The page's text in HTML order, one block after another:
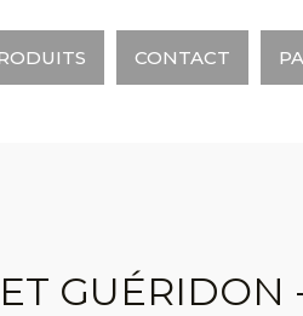
CONTACT
GUÉRIDON